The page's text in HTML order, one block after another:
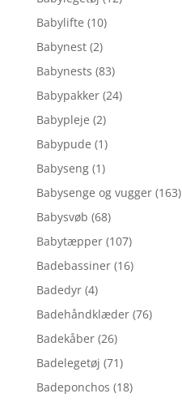
Babylifte (10)
Babynest (2)
Babynests (83)
Babypakker (24)
Babypleje (2)
Babypude (1)
Babyseng (1)
Babysenge og vugger (163)
Babysvøb (68)
Babytæpper (107)
Badebassiner (16)
Badedyr (4)
Badehåndklæder (76)
Badekåber (26)
Badelegetøj (71)
Badeponchos (18)